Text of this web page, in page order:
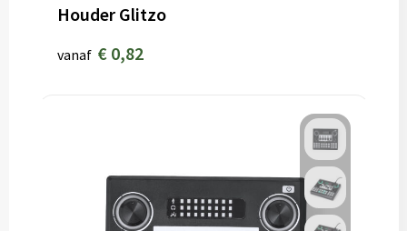
Houder Glitzo
vanaf € 0,82